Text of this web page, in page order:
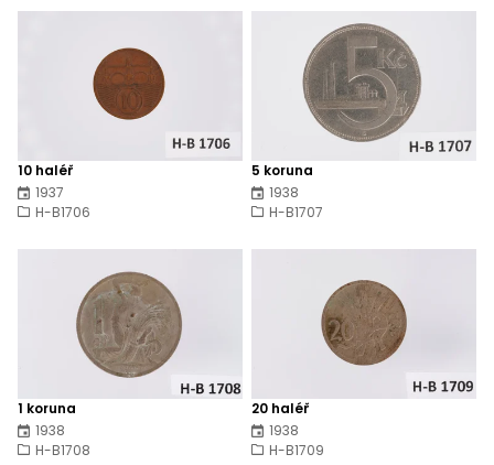
10 haléř
1937
H-B1706
5 koruna
1938
H-B1707
1 koruna
1938
H-B1708
20 haléř
1938
H-B1709